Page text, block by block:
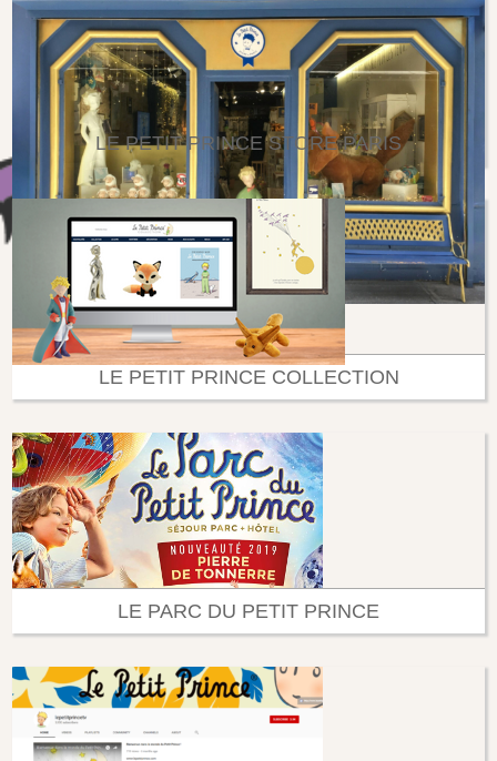
LE PETIT PRINCE STORE PARIS
LE PETIT PRINCE COLLECTION
LE PARC DU PETIT PRINCE